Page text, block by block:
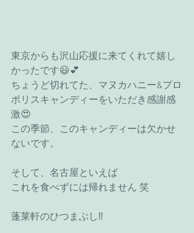
東京からも沢山応援に来てくれて嬉し
かったです😃💕
ちょうど切れてた、マヌカハニー&プロ
ポリスキャンディーをいただき感謝感
激😍
この季節、このキャンディーは欠かせ
ないです。
そして、名古屋といえば
これを食べずには帰れません 笑
蓬莱軒のひつまぶし‼️